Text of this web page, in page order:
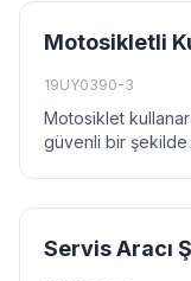
Motosikletli
19UY0390-3
Motosiklet
güvenli bir şekilde
Servis Aracı